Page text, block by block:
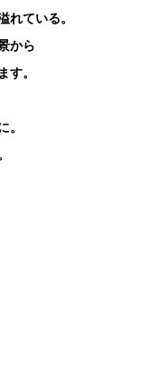
ている。
から
。